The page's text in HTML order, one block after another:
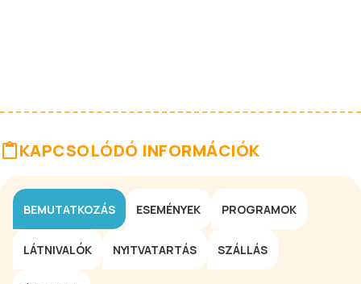
KAPCSOLÓDÓ INFORMÁCIÓK
BEMUTATKOZÁS ESEMÉNYEK PROGRAMOK
LÁTNIVALÓK NYITVATARTÁS SZÁLLÁS